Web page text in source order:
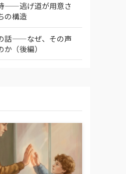
——逃げ道が用意さ
の構造
話——なぜ、その声
（後編）